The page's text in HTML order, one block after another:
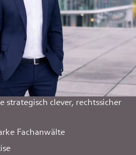
strategisch clever, rechtssicher
Fachanwälte